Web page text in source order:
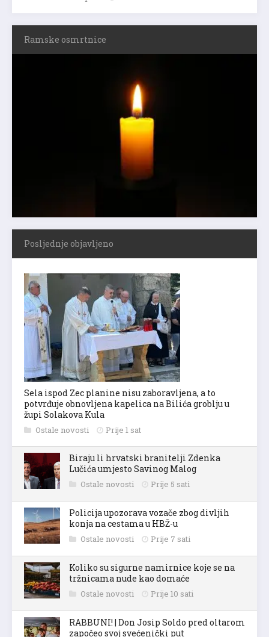
Ramske osmrtnice
Posljednje objavljeno
Sela ispod Zec planine nisu zaboravljena, a to
potvrđuje obnovljena kapelica na Bilića groblju u
župi Solakova Kula
Ostale novosti Prije 1 sat
Biraju li hrvatski branitelji Zdenka
Lučića umjesto Savinog Malog
Ostale novosti Prije 5 sati
Policija upozorava vozače zbog divljih
konja na cestama u HBŽ-u
Ostale novosti Prije 7 sati
Koliko su sigurne namirnice koje se na
tržnicama nude kao domaće
Ostale novosti Prije 10 sati
RABBUNI! | Don Josip Soldo pred oltarom
započeo svoj svećenički put